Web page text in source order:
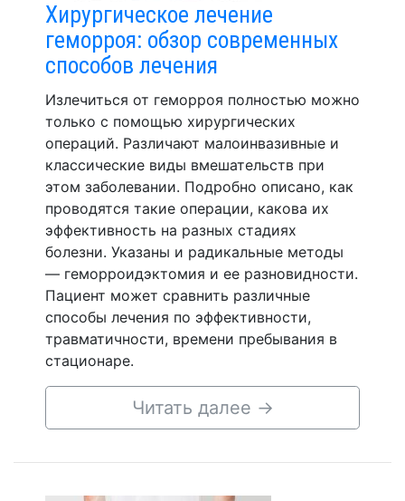
Хирургическое лечение
геморроя: обзор современных
способов лечения
Излечиться от геморроя полностью можно
только с помощью хирургических
операций. Различают малоинвазивные и
классические виды вмешательств при
этом заболевании. Подробно описано, как
проводятся такие операции, какова их
эффективность на разных стадиях
болезни. Указаны и радикальные методы
— геморроидэктомия и ее разновидности.
Пациент может сравнить различные
способы лечения по эффективности,
травматичности, времени пребывания в
стационаре.
Читать далее →